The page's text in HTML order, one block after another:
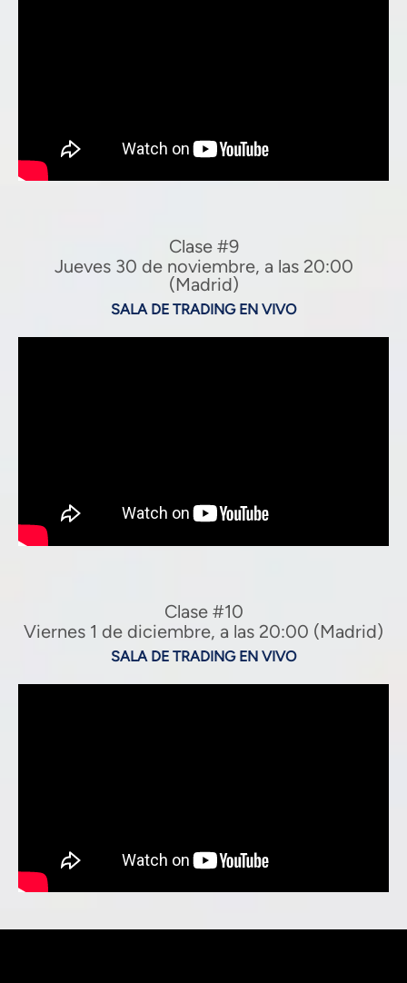
Clase #9
Jueves 30 de noviembre, a las 20:00
(Madrid)
SALA DE TRADING EN VIVO
Clase #10
Viernes 1 de diciembre, a las 20:00 (Madrid)
SALA DE TRADING EN VIVO